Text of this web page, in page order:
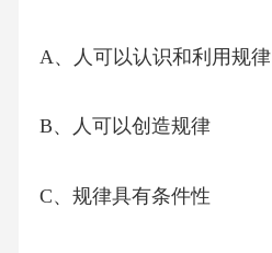
A、人可以认识和利用规律
B、人可以创造规律
C、规律具有条件性